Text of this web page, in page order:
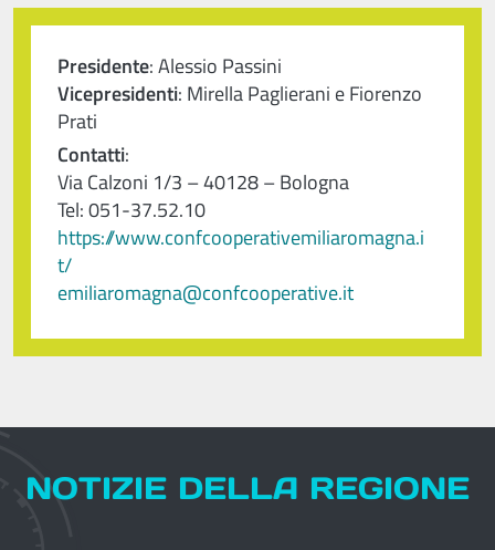
Presidente: Alessio Passini
Vicepresidenti: Mirella Paglierani e Fiorenzo
Prati
Contatti:
Via Calzoni 1/3 – 40128 – Bologna
Tel: 051-37.52.10
https://www.confcooperativemiliaromagna.i
t/
emiliaromagna@confcooperative.it
NOTIZIE DELLA REGIONE